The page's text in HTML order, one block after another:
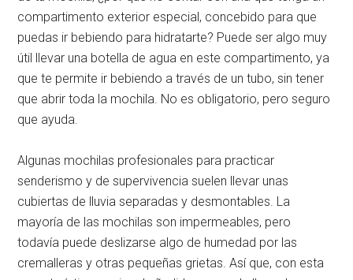
compartimento exterior especial, concebido para que
puedas ir bebiendo para hidratarte? Puede ser algo muy
útil llevar una botella de agua en este compartimento, ya
que te permite ir bebiendo a través de un tubo, sin tener
que abrir toda la mochila. No es obligatorio, pero seguro
que ayuda.
Algunas mochilas profesionales para practicar
senderismo y de supervivencia suelen llevar unas
cubiertas de lluvia separadas y desmontables. La
mayoría de las mochilas son impermeables, pero
todavía puede deslizarse algo de humedad por las
cremalleras y otras pequeñas grietas. Así que, con esta